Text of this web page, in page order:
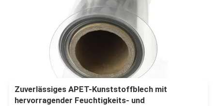
Zuverlässiges APET-Kunststoffblech mit
hervorragender Feuchtigkeits- und